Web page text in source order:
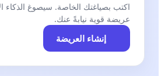
اكتب بصياغتك الخاصة. سيصوغ الذكاء
عريضة قوية نيابةً عنك.
إنشاء العريضة